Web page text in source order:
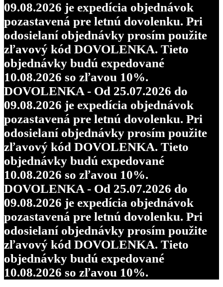
09.08.2026 je expedícia objednávok
pozastavená pre letnú dovolenku. Pri
odosielaní objednávky prosím použite
zľavový kód DOVOLENKA. Tieto
objednávky budú expedované
10.08.2026 so zľavou 10%.
DOVOLENKA - Od 25.07.2026 do
09.08.2026 je expedícia objednávok
pozastavená pre letnú dovolenku. Pri
odosielaní objednávky prosím použite
zľavový kód DOVOLENKA. Tieto
objednávky budú expedované
10.08.2026 so zľavou 10%.
DOVOLENKA - Od 25.07.2026 do
09.08.2026 je expedícia objednávok
pozastavená pre letnú dovolenku. Pri
odosielaní objednávky prosím použite
zľavový kód DOVOLENKA. Tieto
objednávky budú expedované
10.08.2026 so zľavou 10%.